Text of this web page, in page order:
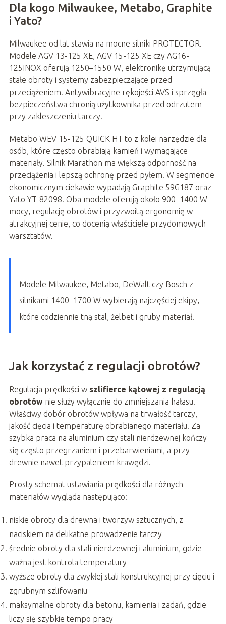
Dla kogo Milwaukee, Metabo, Graphite
i Yato?
Milwaukee od lat stawia na mocne silniki PROTECTOR.
Modele AGV 13-125 XE, AGV 15-125 XE czy AG16-
125INOX oferują 1250–1550 W, elektronikę utrzymującą
stałe obroty i systemy zabezpieczające przed
przeciążeniem. Antywibracyjne rękojeści AVS i sprzęgła
bezpieczeństwa chronią użytkownika przed odrzutem
przy zakleszczeniu tarczy.
Metabo WEV 15-125 QUICK HT to z kolei narzędzie dla
osób, które często obrabiają kamień i wymagające
materiały. Silnik Marathon ma większą odporność na
przeciążenia i lepszą ochronę przed pyłem. W segmencie
ekonomicznym ciekawie wypadają Graphite 59G187 oraz
Yato YT-82098. Oba modele oferują około 900–1400 W
mocy, regulację obrotów i przyzwoitą ergonomię w
atrakcyjnej cenie, co docenią właściciele przydomowych
warsztatów.
Modele Milwaukee, Metabo, DeWalt czy Bosch z
silnikami 1400–1700 W wybierają najczęściej ekipy,
które codziennie tną stal, żelbet i gruby materiał.
Jak korzystać z regulacji obrotów?
Regulacja prędkości w szlifierce kątowej z regulacją
obrotównie służy wyłącznie do zmniejszania hałasu.
Właściwy dobór obrotów wpływa na trwałość tarczy,
jakość cięcia i temperaturę obrabianego materiału. Za
szybka praca na aluminium czy stali nierdzewnej kończy
się często przegrzaniem i przebarwieniami, a przy
drewnie nawet przypaleniem krawędzi.
Prosty schemat ustawiania prędkości dla różnych
materiałów wygląda następująco:
niskie obroty dla drewna i tworzyw sztucznych, z
naciskiem na delikatne prowadzenie tarczy
średnie obroty dla stali nierdzewnej i aluminium, gdzie
ważna jest kontrola temperatury
wyższe obroty dla zwykłej stali konstrukcyjnej przy cięciu i
zgrubnym szlifowaniu
maksymalne obroty dla betonu, kamienia i zadań, gdzie
liczy się szybkie tempo pracy